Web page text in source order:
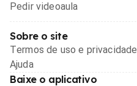
Pedir videoaula
Sobre o site
Termos de uso e privacidade
Ajuda
Baixe o aplicativo